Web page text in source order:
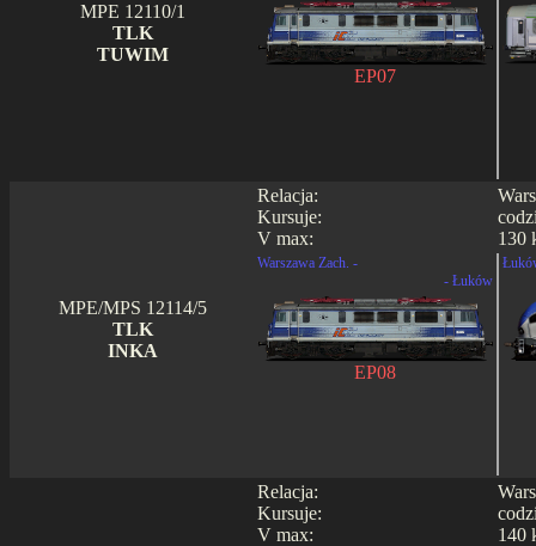
MPE 12110/1
TLK
TUWIM
EP07
Relacja:
Kursuje:
V max:
130
MPE/MPS 12114/5
TLK
INKA
Warszawa Zach. -
- Łuków
EP08
Relacja:
Kursuje:
V max:
140